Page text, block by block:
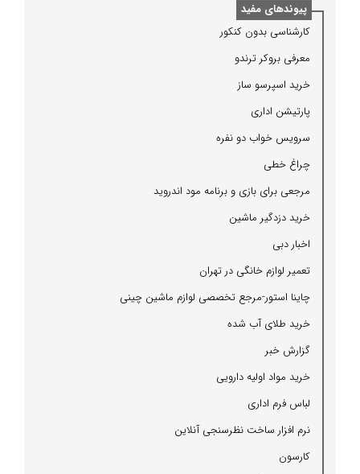
پیوندهای مفید
كارشناسی بدون كنكور
معرفی بروكر ترندو
خرید اسپرسو ساز
پارتیشن اداری
سرویس خواب دو نفره
چراغ خطی
مرجعی برای بازی و برنامه مود اندروید
خرید دزدگیر ماشین
اخبار دبی
تعمیر لوازم خانگی در تهران
چاینا استور-مرجع تخصصی لوازم ماشین چینی
خرید طلای آب شده
گزارش خبر
خرید مواد اولیه دارویی
لباس فرم اداری
نرم افزار ساخت نظرسنجی آنلاین
كارسون